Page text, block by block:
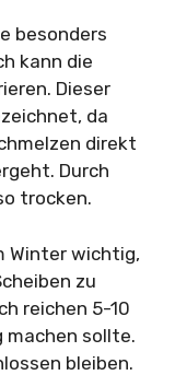
besonders
kann die
Dieser
da
direkt
Durch
trocken.
Winter wichtig,
zu
reichen 5-10
machen sollte.
bleiben.